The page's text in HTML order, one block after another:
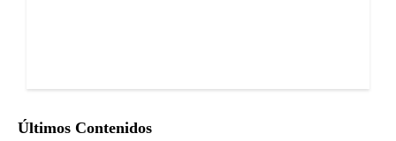
Últimos Contenidos